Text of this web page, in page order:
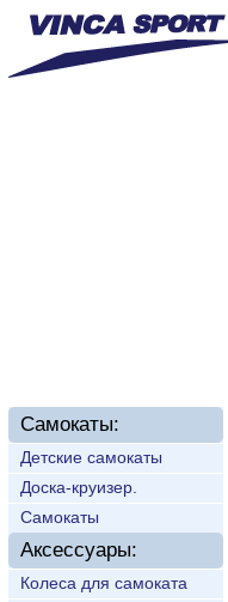
Самокаты:
Детские самокаты
Доска-круизер.
Самокаты
Аксессуары:
Колеса для самоката